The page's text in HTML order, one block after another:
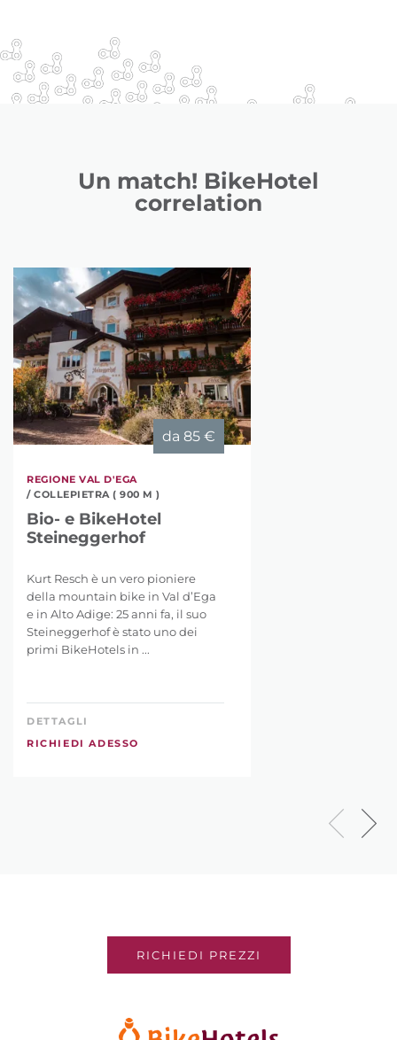
Un match! BikeHotel
correlation
da 85 €
REGIONE VAL D'EGA
/ COLLEPIETRA ( 900 M )
Bio- e BikeHotel
Steineggerhof
Kurt Resch è un vero pioniere
della mountain bike in Val d’Ega
e in Alto Adige: 25 anni fa, il suo
Steineggerhof è stato uno dei
primi BikeHotels in ...
DETTAGLI
RICHIEDI ADESSO
RICHIEDI PREZZI